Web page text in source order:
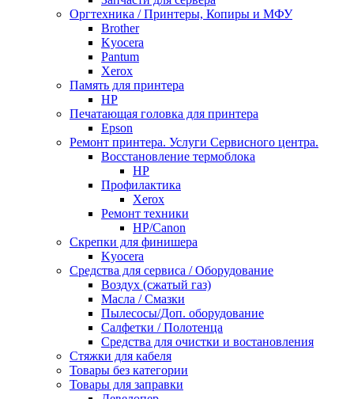
Оргтехника / Принтеры, Копиры и МФУ
Brother
Kyocera
Pantum
Xerox
Память для принтера
HP
Печатающая головка для принтера
Epson
Ремонт принтера. Услуги Сервисного центра.
Восстановление термоблока
HP
Профилактика
Xerox
Ремонт техники
HP/Canon
Скрепки для финишера
Kyocera
Средства для сервиса / Оборудование
Воздух (сжатый газ)
Масла / Смазки
Пылесосы/Доп. оборудование
Салфетки / Полотенца
Средства для очистки и востановления
Стяжки для кабеля
Товары без категории
Товары для заправки